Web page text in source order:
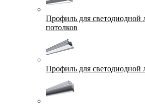
Профиль для светодиодной
потолков
Профиль для светодиодной